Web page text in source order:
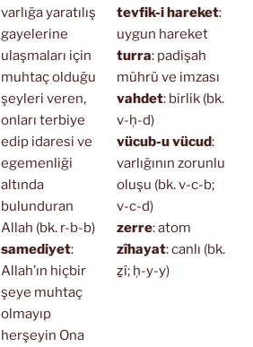
varlığa yaratılış
gayelerine
ulaşmaları için
muhtaç olduğu
şeyleri veren,
onları terbiye
edip idaresi ve
egemenliği
altında
bulunduran
Allah (bk. r-b-b)
samediyet:
Allah’ın hiçbir
şeye muhtaç
olmayıp
herşeyin Ona
tevfik-i hareket:
uygun hareket
turra: padişah
mührü ve imzası
vahdet: birlik (bk.
v-ḥ-d)
vücub-u vücud:
varlığının zorunlu
oluşu (bk. v-c-b;
v-c-d)
zerre: atom
zîhayat: canlı (bk.
ẕî; ḥ-y-y)